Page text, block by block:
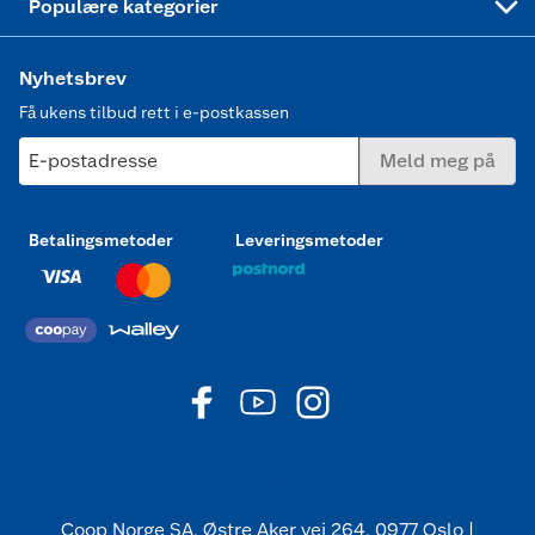
Populære kategorier
Nyhetsbrev
Få ukens tilbud rett i e-postkassen
E-postadresse Meld meg på
Betalingsmetoder Leveringsmetoder
Coop Norge SA, Østre Aker vei 264, 0977 Oslo |